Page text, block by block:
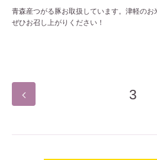
青森産つがる豚お取扱しています。津軽の
ぜひお召し上がりください！
3